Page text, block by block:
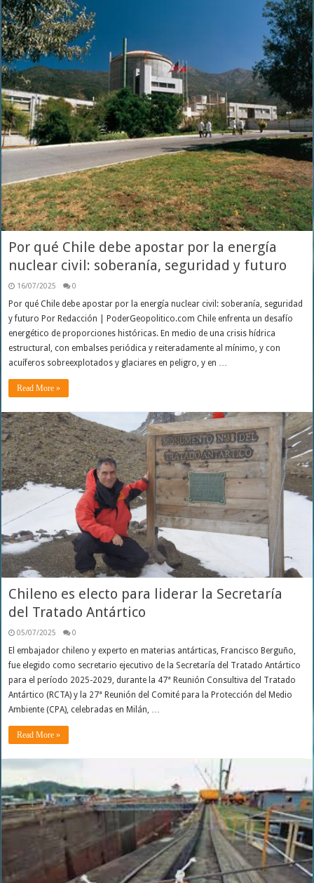
Por qué Chile debe apostar por la energía
nuclear civil: soberanía, seguridad y futuro
16/07/2025 0
Por qué Chile debe apostar por la energía nuclear civil: soberanía, seguridad
y futuro Por Redacción | PoderGeopolitico.com Chile enfrenta un desafío
energético de proporciones históricas. En medio de una crisis hídrica
estructural, con embalses periódica y reiteradamente al mínimo, y con
acuíferos sobreexplotados y glaciares en peligro, y en …
Read More »
Chileno es electo para liderar la Secretaría
del Tratado Antártico
05/07/2025 0
El embajador chileno y experto en materias antárticas, Francisco Berguño,
fue elegido como secretario ejecutivo de la Secretaría del Tratado Antártico
para el período 2025-2029, durante la 47ª Reunión Consultiva del Tratado
Antártico (RCTA) y la 27ª Reunión del Comité para la Protección del Medio
Ambiente (CPA), celebradas en Milán, …
Read More »